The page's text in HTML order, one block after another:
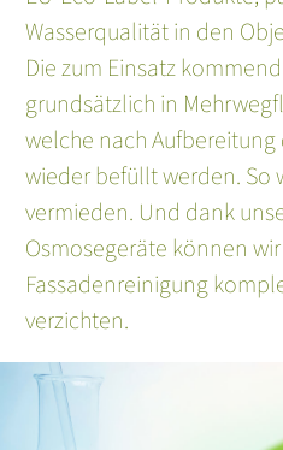
Wasserqualität in den
Die zum Einsatz
grundsätzlich in
welche nach
wieder befüllt werden. So
vermieden. Und dank
Osmosegeräte können
Fassadenreinigung
verzichten.